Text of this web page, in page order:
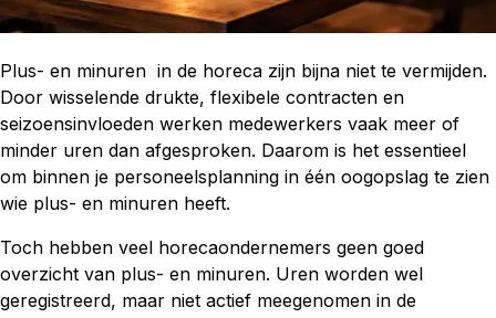
Plus- en minuren in de horeca zijn bijna niet te vermijden.
Door wisselende drukte, flexibele contracten en
seizoensinvloeden werken medewerkers vaak meer of
minder uren dan afgesproken. Daarom is het essentieel
om binnen je personeelsplanning in één oogopslag te zien
wie plus- en minuren heeft.
Toch hebben veel horecaondernemers geen goed
overzicht van plus- en minuren. Uren worden wel
geregistreerd, maar niet actief meegenomen in de